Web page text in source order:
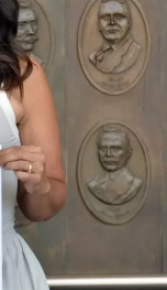
comunitaria
político en la
etapa
por una
a Quintana
estructuras de
El relevo
tiempos legales
de la